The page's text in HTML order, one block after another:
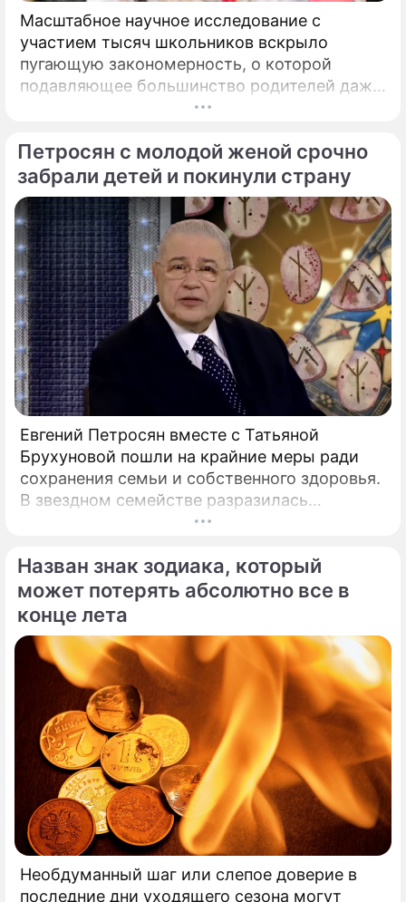
Масштабное научное исследование с
участием тысяч школьников вскрыло
пугающую закономерность, о которой
подавляющее большинство родителей даже
не догадывалось. Привычка дарить ребенку
социальным сетям в младшем
подростковом возрасте обворачивается
скрытым провалом в учебе.
Петросян с молодой женой срочно
забрали детей и покинули страну
Евгений Петросян вместе с Татьяной
Брухуновой пошли на крайние меры ради
сохранения семьи и собственного здоровья.
В звездном семействе разразилась
настоящая тихая драма, которая вынудила
Назван знак зодиака, который
может потерять абсолютно все в
конце лета
Необдуманный шаг или слепое доверие в
последние дни уходящего сезона могут